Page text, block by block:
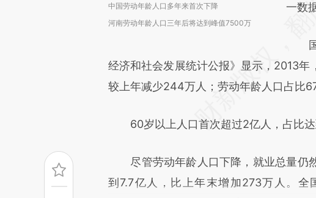
中国劳动年龄人口多年来首次下降
河南劳动年龄人口三年后将达到峰值7500万
成
新观
对和
一数
国
经济和社会发展统计公报》显示，2013年
较上年减少244万人；劳动年龄人口占比
60岁以上人口首次超过2亿人，占比达
尽管劳动年龄人口下降，就业总量仍
到7.7亿人，比上年末增加273万人。